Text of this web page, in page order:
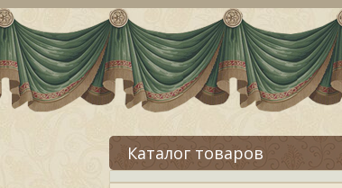
Каталог товаров